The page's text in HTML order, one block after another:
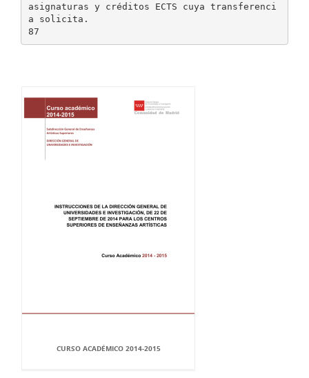
asignaturas y créditos ECTS cuya transferenci
a solicita.
CURSO ACADÉMICO 2014-2015